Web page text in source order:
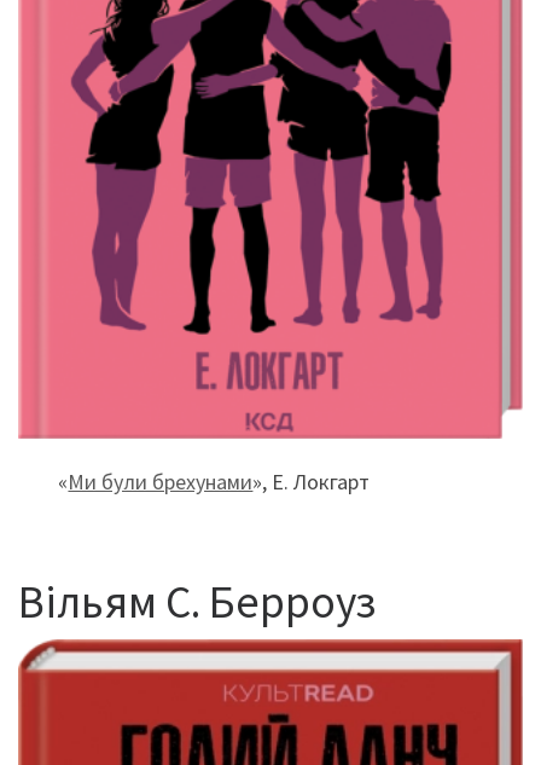
«Ми були брехунами», Е. Локгарт
Вільям С. Берроуз